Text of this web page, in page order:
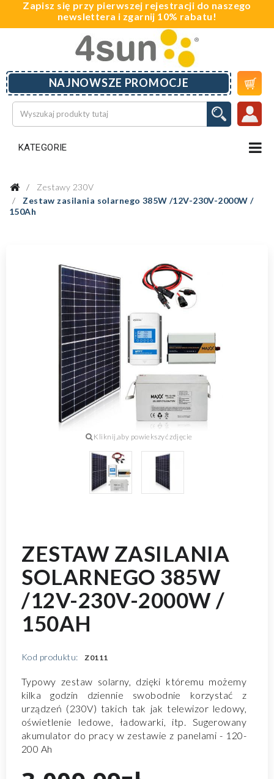
Zapisz się przy pierwszej rejestracji do naszego
newslettera i zgarnij 10% rabatu!
KATEGORIE
NAJNOWSZE PROMOCJE 
Zestawy 230V
Zestaw zasilania solarnego 385W /12V-230V-2000W /
150Ah
ZESTAW ZASILANIA
SOLARNEGO 385W
/12V-230V-2000W /
150AH
Kod produktu: Z0111
Typowy zestaw solarny, dzięki któremu możemy
kilka godzin dziennie swobodnie korzystać z
urządzeń (230V) takich tak jak telewizor ledowy,
oświetlenie ledowe, ładowarki, itp. Sugerowany
akumulator do pracy w zestawie z panelami - 120-
200 Ah